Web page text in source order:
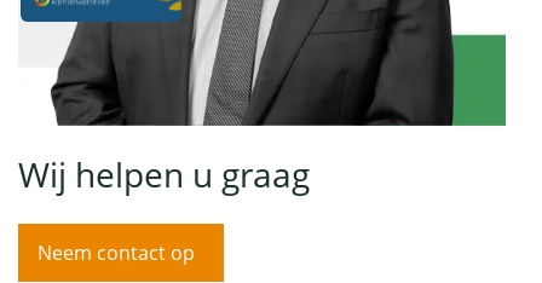
Wij helpen u graag
Neem contact op